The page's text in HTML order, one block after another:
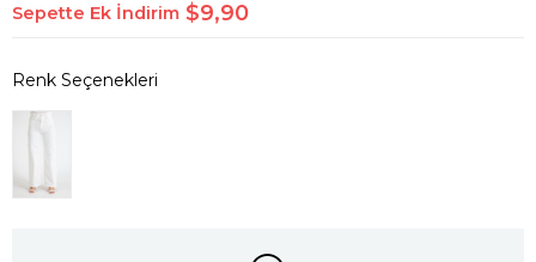
Sepette Ek İndirim $9,90